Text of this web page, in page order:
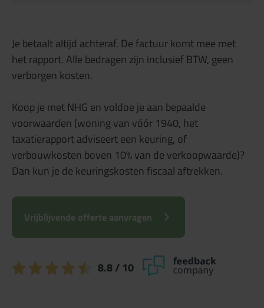
Je betaalt altijd achteraf. De factuur komt mee met
het rapport. Alle bedragen zijn inclusief BTW, geen
verborgen kosten.
Koop je met NHG en voldoe je aan bepaalde
voorwaarden (woning van vóór 1940, het
taxatierapport adviseert een keuring, of
verbouwkosten boven 10% van de verkoopwaarde)?
Dan kun je de keuringskosten fiscaal aftrekken.
Vrijblijvende offerte aanvragen
8.8/ 10